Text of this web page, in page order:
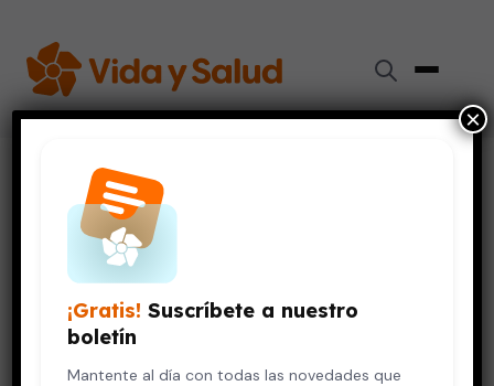
Niños y Adolescentes
Vapeo y jóvenes: expertos alertan de riesgos para la salud
NIÑOS Y ADOLESCENTES
Vapeo y jóvenes: expertos
alertan de riesgos para la
salud
¡Gratis! Suscríbete a nuestro
boletín
Mantente al día con todas las novedades que
×